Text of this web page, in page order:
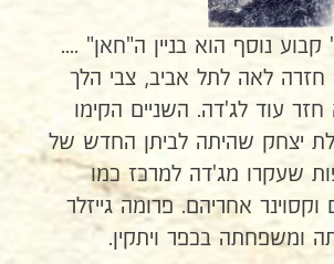
קבוע נוסף הוא בניין ה"חאן" ....
לאה לתל אביב, צבי הלך
חזר עוד לג'דה. השניים הקימו
יצחק שהיתה לביתן החדש של
שעקרו מג'דה למרכז כמו
וקסוינר אחריהם. פרומה גייזלר
ומשפחתה בכפר ויתקין.